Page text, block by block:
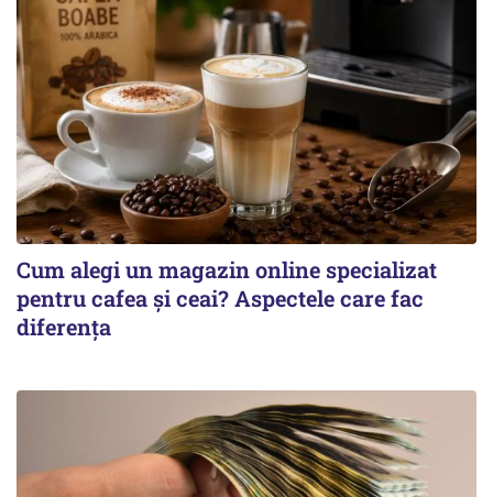
Cum alegi un magazin online specializat
pentru cafea și ceai? Aspectele care fac
diferența